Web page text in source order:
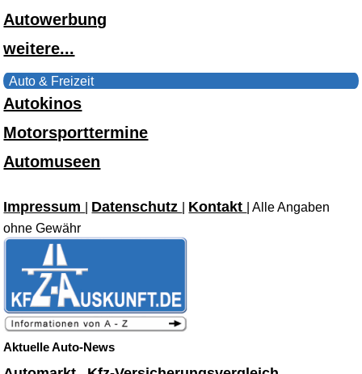
Autowerbung
weitere...
Auto & Freizeit
Autokinos
Motorsporttermine
Automuseen
Impressum Datenschutz Kontakt
| Alle Angaben
ohne Gewähr
Aktuelle Auto-News